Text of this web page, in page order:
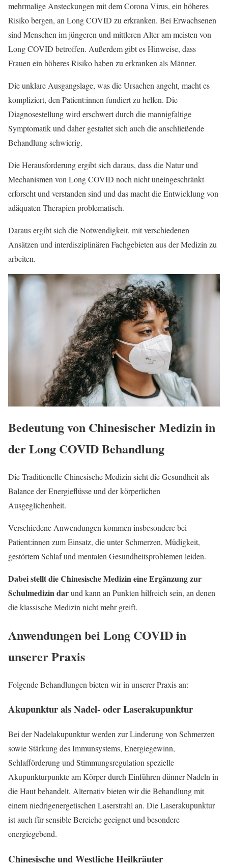
mehrmalige Ansteckungen mit dem Corona Virus, ein höheres
Risiko bergen, an Long COVID zu erkranken. Bei Erwachsenen
sind Menschen im jüngeren und mittleren Alter am meisten von
Long COVID betroffen. Außerdem gibt es Hinweise, dass
Frauen ein höheres Risiko haben zu erkranken als Männer.
Die unklare Ausgangslage, was die Ursachen angeht, macht es
kompliziert, den Patient:innen fundiert zu helfen. Die
Diagnosestellung wird erschwert durch die mannigfaltige
Symptomatik und daher gestaltet sich auch die anschließende
Behandlung schwierig.
Die Herausforderung ergibt sich daraus, dass die Natur und
Mechanismen von Long COVID noch nicht uneingeschränkt
erforscht und verstanden sind und das macht die Entwicklung von
adäquaten Therapien problematisch.
Daraus ergibt sich die Notwendigkeit, mit verschiedenen
Ansätzen und interdisziplinären Fachgebieten aus der Medizin zu
arbeiten.
Bedeutung von Chinesischer Medizin in
der Long COVID Behandlung
Die Traditionelle Chinesische Medizin sieht die Gesundheit als
Balance der Energieflüsse und der körperlichen
Ausgeglichenheit.
Verschiedene Anwendungen kommen insbesondere bei
Patient:innen zum Einsatz, die unter Schmerzen, Müdigkeit,
gestörtem Schlaf und mentalen Gesundheitsproblemen leiden.
Dabei stellt die Chinesische Medizin eine Ergänzung zur
Schulmedizin darund kann an Punkten hilfreich sein, an denen
die klassische Medizin nicht mehr greift.
Anwendungen bei Long COVID in
unserer Praxis
Folgende Behandlungen bieten wir in unserer Praxis an:
Akupunktur als Nadel- oder Laserakupunktur
Bei der Nadelakupunktur werden zur Linderung von Schmerzen
sowie Stärkung des Immunsystems, Energiegewinn,
Schlafförderung und Stimmungsregulation spezielle
Akupunkturpunkte am Körper durch Einführen dünner Nadeln in
die Haut behandelt. Alternativ bieten wir die Behandlung mit
einem niedrigenergetischen Laserstrahl an. Die Laserakupunktur
ist auch für sensible Bereiche geeignet und besondere
energiegebend.
Chinesische und Westliche Heilkräuter